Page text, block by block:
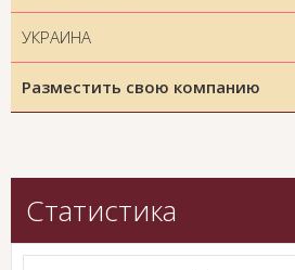
УКРАИНА
Разместить свою компанию
Статистика